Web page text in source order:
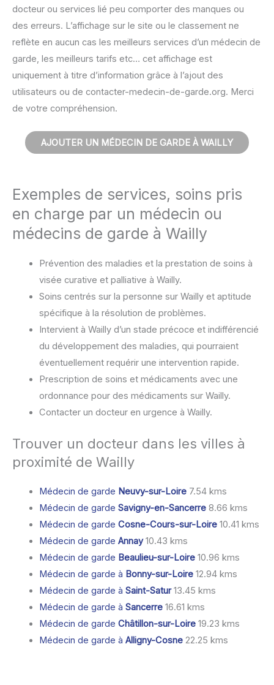
docteur ou services lié peu comporter des manques ou
des erreurs. L’affichage sur le site ou le classement ne
reflète en aucun cas les meilleurs services d’un médecin de
garde, les meilleurs tarifs etc… cet affichage est
uniquement à titre d’information grâce à l’ajout des
utilisateurs ou de contacter-medecin-de-garde.org. Merci
de votre compréhension.
AJOUTER UN MÉDECIN DE GARDE À WAILLY
Exemples de services, soins pris
en charge par un médecin ou
médecins de garde à Wailly
Prévention des maladies et la prestation de soins à
visée curative et palliative à Wailly.
Soins centrés sur la personne sur Wailly et aptitude
spécifique à la résolution de problèmes.
Intervient à Wailly d’un stade précoce et indifférencié
du développement des maladies, qui pourraient
éventuellement requérir une intervention rapide.
Prescription de soins et médicaments avec une
ordonnance pour des médicaments sur Wailly.
Contacter un docteur en urgence à Wailly.
Trouver un docteur dans les villes à
proximité de Wailly
Médecin de garde Neuvy-sur-Loire7.54 kms
Médecin de garde Savigny-en-Sancerre8.66 kms
Médecin de garde Cosne-Cours-sur-Loire10.41 kms
Médecin de garde Annay10.43 kms
Médecin de garde Beaulieu-sur-Loire10.96 kms
Médecin de garde à Bonny-sur-Loire12.94 kms
Médecin de garde à Saint-Satur13.45 kms
Médecin de garde à Sancerre16.61 kms
Médecin de garde Châtillon-sur-Loire19.23 kms
Médecin de garde à Alligny-Cosne22.25 kms